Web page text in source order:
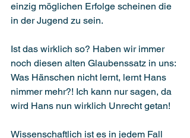
einzig möglichen Erfolge scheinen die
in der Jugend zu sein.
Ist das wirklich so? Haben wir immer
noch diesen alten Glaubenssatz in uns:
Was Hänschen nicht lernt, lernt Hans
nimmer mehr?! Ich kann nur sagen, da
wird Hans nun wirklich Unrecht getan!
Wissenschaftlich ist es in jedem Fall